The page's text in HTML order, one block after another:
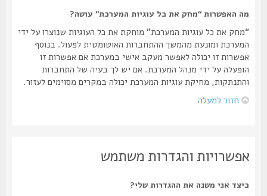
מה האפשרות “מחק את כל עוגיות המערכת” עושה?
“מחק את כל עוגיות המערכת” מוחקת את כל העוגיות שנוצרו על ידי
המערכת ומונעת מהמשך ההתחברות האוטומטית לפעול. בנוסף
אפשרות זו יכולה לאפשר מעקב אישי במערכת אם אפשרות זו
הופעלה על ידי מנהל המערכת. אם יש לך בעיה של התחברות
והתנתקות, מחיקת עוגיות המערכת יכולה במקרים מסוימים לעזור.
חזור למעלה
אפשרויות והגדרות משתמש
כיצד אני משנה את ההגדרות שלי?